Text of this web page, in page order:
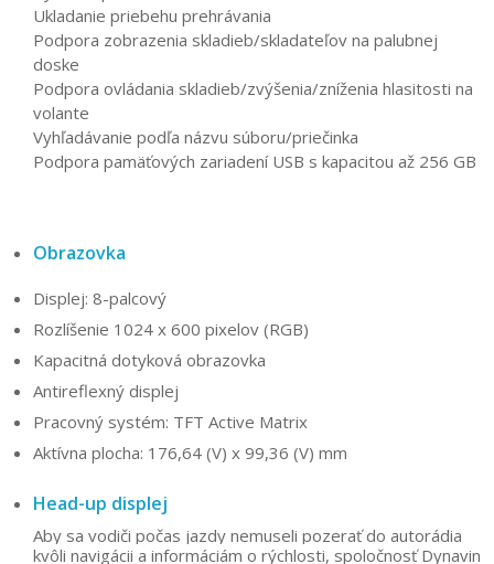
Ukladanie priebehu prehrávania
Podpora zobrazenia skladieb/skladateľov na palubnej
doske
Podpora ovládania skladieb/zvýšenia/zníženia hlasitosti na
volante
Vyhľadávanie podľa názvu súboru/priečinka
Podpora pamäťových zariadení USB s kapacitou až 256 GB
Obrazovka
Displej: 8-palcový
Rozlíšenie 1024 x 600 pixelov (RGB)
Kapacitná dotyková obrazovka
Antireflexný displej
Pracovný systém: TFT Active Matrix
Aktívna plocha: 176,64 (V) x 99,36 (V) mm
Head-up displej
Aby sa vodiči počas jazdy nemuseli pozerať do autorádia
kvôli navigácii a informáciám o rýchlosti, spoločnosť Dynavin